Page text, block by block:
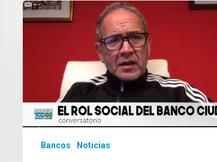
Bancos Noticias